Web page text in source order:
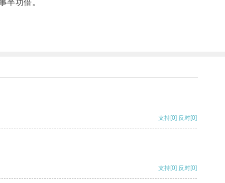
半功倍。
支持[0] 反对[0]
支持[0] 反对[0]